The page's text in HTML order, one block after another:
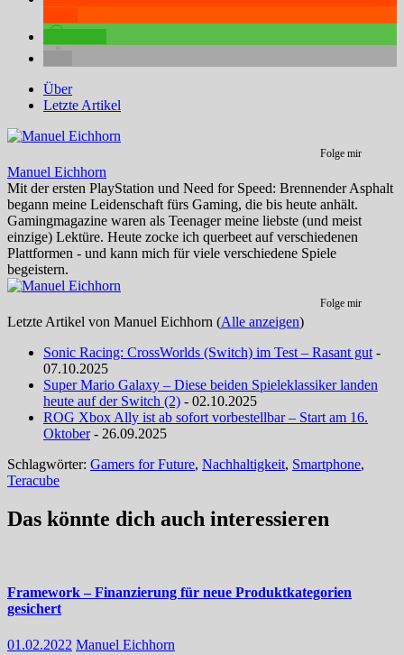
Über
Letzte Artikel
Folge mir
Manuel Eichhorn
Mit der ersten PlayStation und Need for Speed: Brennender Asphalt
begann meine Leidenschaft fürs Gaming, die bis heute anhält.
Gamingmagazine waren als Teenager meine liebste (und meist
einzige) Lektüre. Heute zocke ich querbeet auf verschiedenen
Plattformen - und kann mich für viele verschiedene Spiele
begeistern.
Folge mir
Letzte Artikel von Manuel Eichhorn (Alle anzeigen)
Sonic Racing: CrossWorlds (Switch) im Test – Rasant gut -
07.10.2025
Super Mario Galaxy – Diese beiden Spieleklassiker landen
heute auf der Switch (2) - 02.10.2025
ROG Xbox Ally ist ab sofort vorbestellbar – Start am 16.
Oktober- 26.09.2025
Schlagwörter: Gamers for Future, Nachhaltigkeit, Smartphone,
Teracube
Das könnte dich auch interessieren
Framework – Finanzierung für neue Produktkategorien
gesichert
01.02.2022 Manuel Eichhorn